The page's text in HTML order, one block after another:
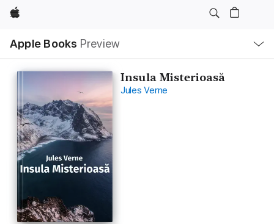
Apple
Apple Books Preview
Nav
Open
Menu
Insula Misterioasă
Jules Verne